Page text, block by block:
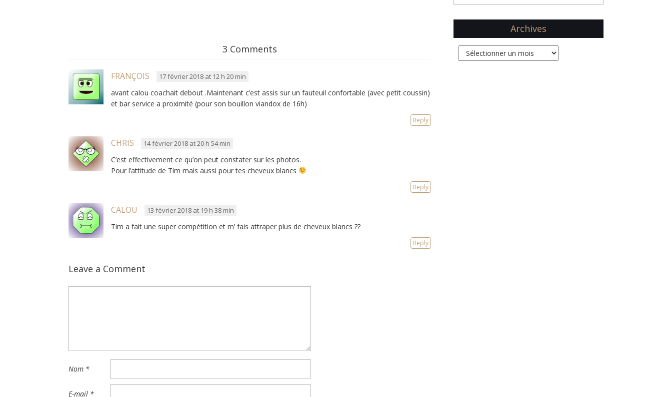
3 Comments
FRANÇOIS 17 février 2018 at 12 h 20 min
avant calou coachait debout .Maintenant c’est assis sur un fauteuil confortable (avec petit coussin)
et bar service a proximité (pour son bouillon viandox de 16h)
Reply
CHRIS 14 février 2018 at 20 h 54 min
C’est effectivement ce qu’on peut constater sur les photos.
Pour l’attitude de Tim mais aussi pour tes cheveux blancs
Reply
CALOU 13 février 2018 at 19 h 38 min
Tim a fait une super compétition et m’ fais attraper plus de cheveux blancs ??
Reply
Leave a Comment
Nom *
E-mail *
Archives
Archives